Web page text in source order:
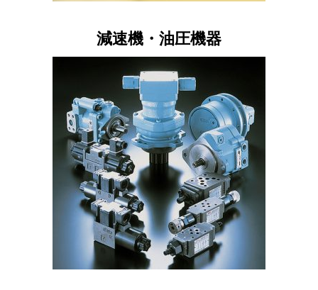
減速機・油圧機器